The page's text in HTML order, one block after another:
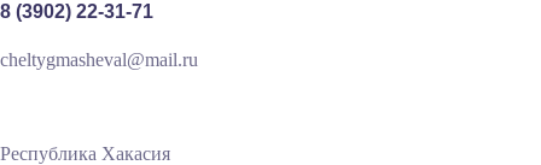
8 (3902) 22-31-71
cheltygmasheval@mail.ru
Республика Хакасия